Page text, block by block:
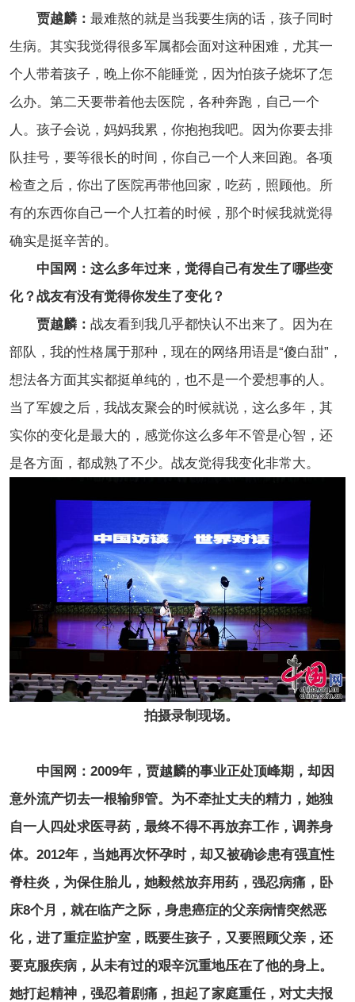
贾越麟： 最难熬的就是当我要生病的话，孩子同时
生病。其实我觉得很多军属都会面对这种困难，尤其一
个人带着孩子，晚上你不能睡觉，因为怕孩子烧坏了怎
么办。第二天要带着他去医院，各种奔跑，自己一个
人。孩子会说，妈妈我累，你抱抱我吧。因为你要去排
队挂号，要等很长的时间，你自己一个人来回跑。各项
检查之后，你出了医院再带他回家，吃药，照顾他。所
有的东西你自己一个人扛着的时候，那个时候我就觉得
确实是挺辛苦的。
中国网：这么多年过来，觉得自己有发生了哪些变
化？战友有没有觉得你发生了变化？
贾越麟： 战友看到我几乎都快认不出来了。因为在
部队，我的性格属于那种，现在的网络用语是“傻白甜”，
想法各方面其实都挺单纯的，也不是一个爱想事的人。
当了军嫂之后，我战友聚会的时候就说，这么多年，其
实你的变化是最大的，感觉你这么多年不管是心智，还
是各方面，都成熟了不少。战友觉得我变化非常大。
拍摄录制现场。
中国网：2009年，贾越麟的事业正处顶峰期，却因
意外流产切去一根输卵管。为不牵扯丈夫的精力，她独
自一人四处求医寻药，最终不得不再放弃工作，调养身
体。2012年，当她再次怀孕时，却又被确诊患有强直性
脊柱炎，为保住胎儿，她毅然放弃用药，强忍病痛，卧
床8个月，就在临产之际，身患癌症的父亲病情突然恶
化，进了重症监护室，既要生孩子，又要照顾父亲，还
要克服疾病，从未有过的艰辛沉重地压在了他的身上。
她打起精神，强忍着剧痛，担起了家庭重任，对丈夫报